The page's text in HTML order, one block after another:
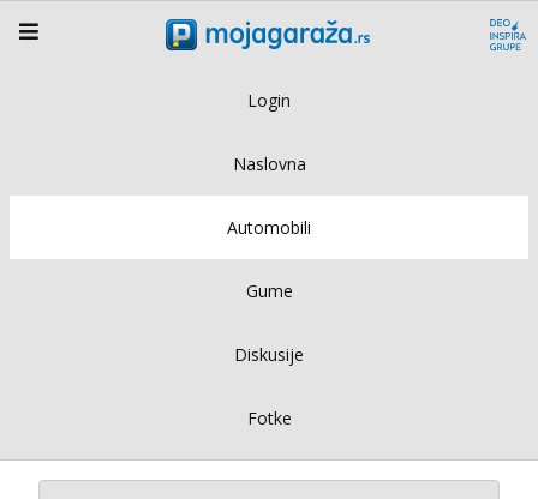
Login
Naslovna
Automobili
Gume
Diskusije
Fotke